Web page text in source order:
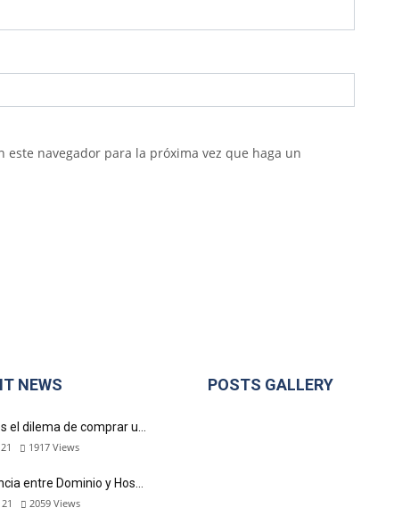
navegador para la próxima vez que haga un
NEWS
el dilema de comprar u…
1917 Views
entre Dominio y Hos…
2059 Views
POSTS GALLERY